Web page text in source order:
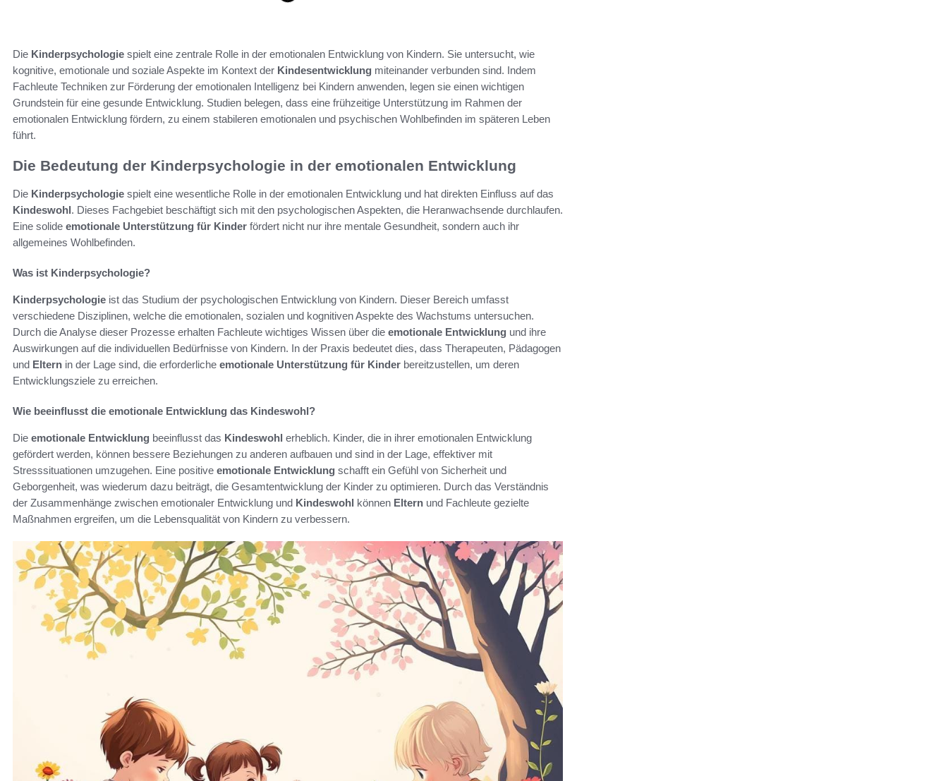
Die Kinderpsychologie spielt eine zentrale Rolle in der emotionalen Entwicklung von Kindern. Sie untersucht, wie
kognitive, emotionale und soziale Aspekte im Kontext der Kindesentwicklung miteinander verbunden sind. Indem
Fachleute Techniken zur Förderung der emotionalen Intelligenz bei Kindern anwenden, legen sie einen wichtigen
Grundstein für eine gesunde Entwicklung. Studien belegen, dass eine frühzeitige Unterstützung im Rahmen der
emotionalen Entwicklung fördern, zu einem stabileren emotionalen und psychischen Wohlbefinden im späteren Leben
führt.
Die Bedeutung der Kinderpsychologie in der emotionalen Entwicklung
Die Kinderpsychologie spielt eine wesentliche Rolle in der emotionalen Entwicklung und hat direkten Einfluss auf das
Kindeswohl. Dieses Fachgebiet beschäftigt sich mit den psychologischen Aspekten, die Heranwachsende durchlaufen.
Eine solide emotionale Unterstützung für Kinder fördert nicht nur ihre mentale Gesundheit, sondern auch ihr
allgemeines Wohlbefinden.
Was ist Kinderpsychologie?
Kinderpsychologie ist das Studium der psychologischen Entwicklung von Kindern. Dieser Bereich umfasst
verschiedene Disziplinen, welche die emotionalen, sozialen und kognitiven Aspekte des Wachstums untersuchen.
Durch die Analyse dieser Prozesse erhalten Fachleute wichtiges Wissen über die emotionale Entwicklung und ihre
Auswirkungen auf die individuellen Bedürfnisse von Kindern. In der Praxis bedeutet dies, dass Therapeuten, Pädagogen
und Eltern in der Lage sind, die erforderliche emotionale Unterstützung für Kinder bereitzustellen, um deren
Entwicklungsziele zu erreichen.
Wie beeinflusst die emotionale Entwicklung das Kindeswohl?
Die emotionale Entwicklung beeinflusst das Kindeswohl erheblich. Kinder, die in ihrer emotionalen Entwicklung
gefördert werden, können bessere Beziehungen zu anderen aufbauen und sind in der Lage, effektiver mit
Stresssituationen umzugehen. Eine positive emotionale Entwicklung schafft ein Gefühl von Sicherheit und
Geborgenheit, was wiederum dazu beiträgt, die Gesamtentwicklung der Kinder zu optimieren. Durch das Verständnis
der Zusammenhänge zwischen emotionaler Entwicklung und Kindeswohl können Eltern und Fachleute gezielte
Maßnahmen ergreifen, um die Lebensqualität von Kindern zu verbessern.